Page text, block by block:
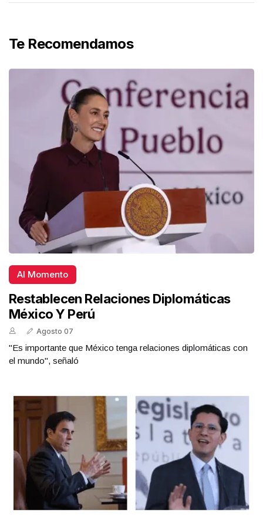
Te Recomendamos
Al Momento
Restablecen Relaciones Diplomáticas
México Y Perú
Agosto 07
"Es importante que México tenga relaciones diplomáticas con
el mundo", señaló